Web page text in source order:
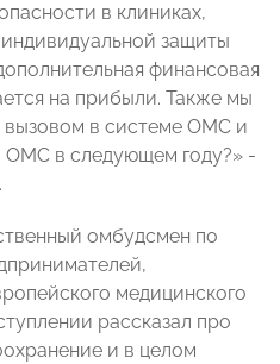
в клиниках,
защиты
финансовая
на прибыли. Также мы
вызовом в системе ОМС и
ОМС в следующем году?» -
омбудсмен по
медицинского
рассказал про
и в целом